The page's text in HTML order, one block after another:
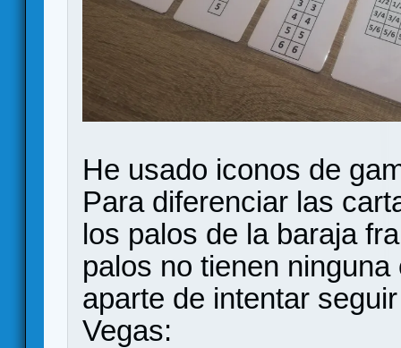
He usado iconos de
Para diferenciar las
los palos de la baraja
palos no tienen
aparte de intentar
Vegas: